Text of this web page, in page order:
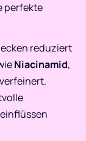
perfekte
reduziert
Niacinamid,